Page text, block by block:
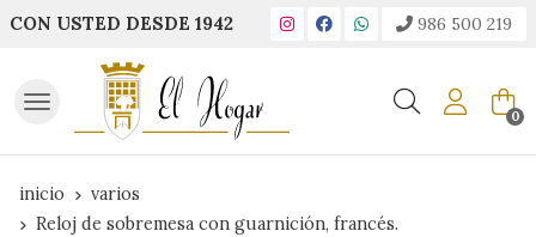
CON USTED DESDE 1942 986 500 219
Buscar 0
inicio
varios
Reloj de sobremesa con guarnición, francés.